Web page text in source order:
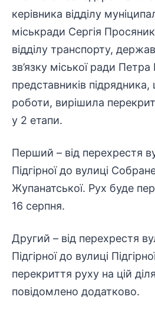
керівника відділу
міськради Сергія
відділу транспорту,
зв’язку міської ради
представників
роботи, вирішила
у 2 етапи.
Перший – від перехрестя
Підгірної до вулиці
Жупанатської. Рух буде
16 серпня.
Другий – від перехрестя
Підгірної до вулиці
перекриття руху на цій
повідомлено додатково.